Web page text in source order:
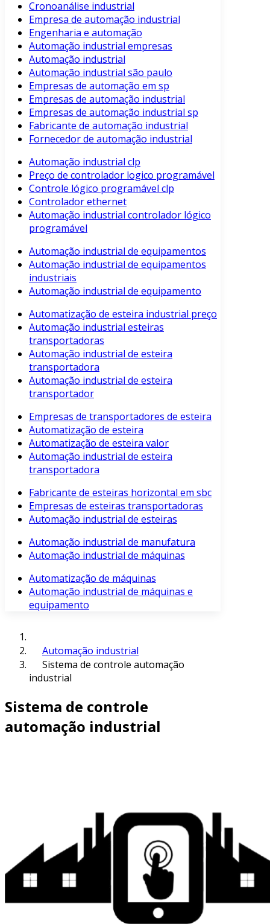
Cronoanálise industrial
Empresa de automação industrial
Engenharia e automação
Automação industrial empresas
Automação industrial
Automação industrial são paulo
Empresas de automação em sp
Empresas de automação industrial
Empresas de automação industrial sp
Fabricante de automação industrial
Fornecedor de automação industrial
Automação industrial clp
Preço de controlador logico programável
Controle lógico programável clp
Controlador ethernet
Automação industrial controlador lógico
programável
Automação industrial de equipamentos
Automação industrial de equipamentos
industriais
Automação industrial de equipamento
Automatização de esteira industrial preço
Automação industrial esteiras
transportadoras
Automação industrial de esteira
transportadora
Automação industrial de esteira
transportador
Empresas de transportadores de esteira
Automatização de esteira
Automatização de esteira valor
Automação industrial de esteira
transportadora
Fabricante de esteiras horizontal em sbc
Empresas de esteiras transportadoras
Automação industrial de esteiras
Automação industrial de manufatura
Automação industrial de máquinas
Automatização de máquinas
Automação industrial de máquinas e
equipamento
Automação industrial
Sistema de controle automação
industrial
Sistema de controle
automação industrial